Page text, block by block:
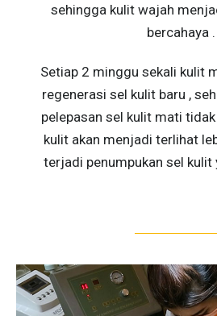
sehingga kulit wajah
bercahaya .
Setiap 2 minggu sekali kulit
regenerasi sel kulit baru ,
pelepasan sel kulit mati
kulit akan menjadi terlihat
terjadi penumpukan sel kulit